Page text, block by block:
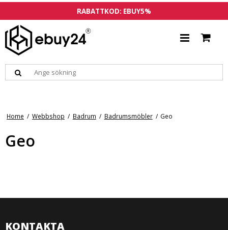
RABATTKOD: EBUY5%
Home / Webbshop / Badrum / Badrumsmöbler / Geo
Geo
KONTAKTA